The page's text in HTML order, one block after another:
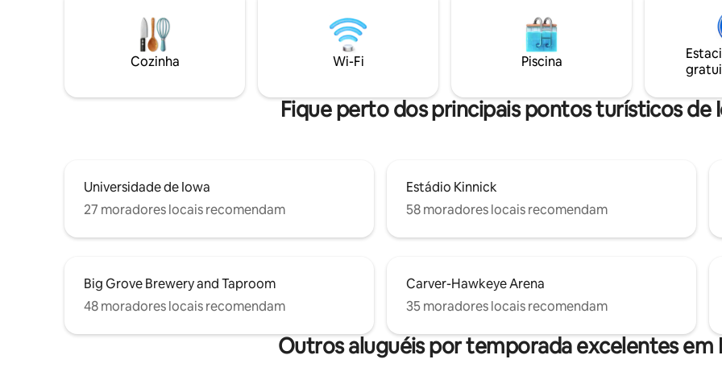
conveniência, a uma curta caminhada do
centro da cidade. Um quarto com cama
queen size + dois sofás-cama queen size.
Experimente nosso novo sofá-cama
na garagem e ao lado do ponto
que o levará a qualquer lugar
City. Se você quiser fazer o check-in mais
cedo ou o check-out mais
me uma mensagem e tentarei
Cozinha Wi-Fi Piscina
Fique perto dos principais pontos turísticos de
Universidade de Iowa
27 moradores locais recomendam
Estádio Kinnick
58 moradores locais recomendam
Big Grove Brewery and Taproom
48 moradores locais recomendam
Carver-Hawkeye Arena
35 moradores locais recomendam
Outros aluguéis por temporada excelentes em